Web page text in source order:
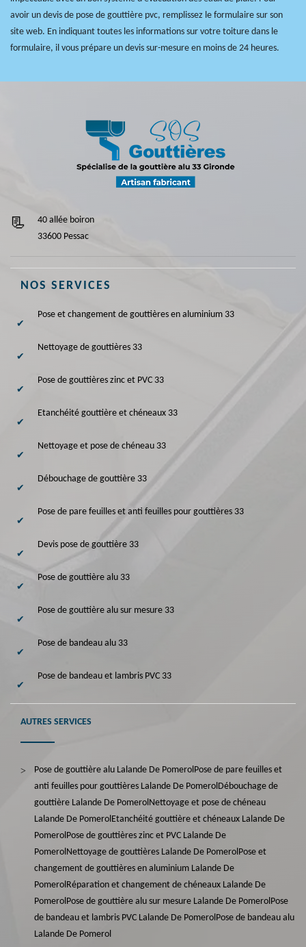
avoir un devis de pose de gouttière pvc, remplissez le formulaire sur son
site web. En indiquant toutes les informations sur votre toiture dans le
formulaire, il vous prépare un devis sur-mesure en moins de 24 heures.
40 allée boiron
33600 Pessac
NOS SERVICES
Pose et changement de gouttières en aluminium 33
Nettoyage de gouttières 33
Pose de gouttières zinc et PVC 33
Etanchéité gouttière et chéneaux 33
Nettoyage et pose de chéneau 33
Débouchage de gouttière 33
Pose de pare feuilles et anti feuilles pour gouttières 33
Devis pose de gouttière 33
Pose de gouttière alu 33
Pose de gouttière alu sur mesure 33
Pose de bandeau alu 33
Pose de bandeau et lambris PVC 33
AUTRES SERVICES
Pose de gouttière alu Lalande De Pomerol Pose de pare feuilles et
anti feuilles pour gouttières Lalande De Pomerol Débouchage de
gouttière Lalande De Pomerol Nettoyage et pose de chéneau
Lalande De Pomerol Etanchéité gouttière et chéneaux Lalande De
Pomerol Pose de gouttières zinc et PVC Lalande De
Pomerol Nettoyage de gouttières Lalande De Pomerol Pose et
changement de gouttières en aluminium Lalande De
Pomerol Réparation et changement de chéneaux Lalande De
Pomerol Pose de gouttière alu sur mesure Lalande De Pomerol Pose
de bandeau et lambris PVC Lalande De Pomerol Pose de bandeau alu
Lalande De Pomerol